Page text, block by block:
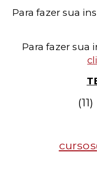
Para fazer sua
Para fazer sua